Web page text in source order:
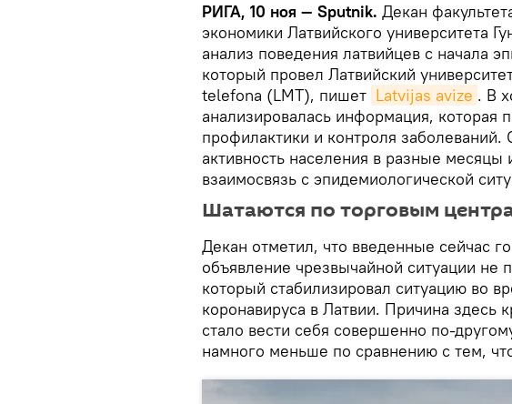
РИГА, 10 ноя — Sputnik. Декан
экономики Латвийского университета
анализ поведения латвийцев с начала
который провел Латвийский
telefona (LMT), пишет Latvijas avize . В
анализировалась информация, которая
профилактики и контроля заболеваний.
активность населения в разные месяцы
взаимосвязь с эпидемиологической
Шатаются по торговым
Декан отметил, что введенные сейчас
объявление чрезвычайной ситуации не
который стабилизировал ситуацию во
коронавируса в Латвии. Причина здесь
стало вести себя совершенно по-
намного меньше по сравнению с тем,